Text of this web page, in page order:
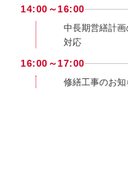
14:00～16:00
中長期営繕計
対応
16:00～17:00
修繕工事のお